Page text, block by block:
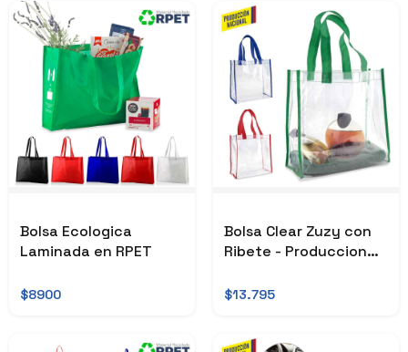
Bolsa Ecologica
Laminada en RPET
$8900
Bolsa Clear Zuzy con
Ribete - Produccion
$13.795